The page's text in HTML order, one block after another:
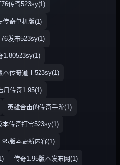
76传奇523sy(1)
传奇单机版(1)
76发布523sy(1)
1.80523sy(1)
本传奇道士523sy(1)
月传奇1.95(1)
英雄合击的传奇手游(1)
本传奇打宝523sy(1)
版本更新内容(1)
传奇1.95版本发布网(1)